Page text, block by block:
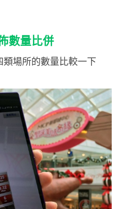
數量比併
場所的數量比較一下